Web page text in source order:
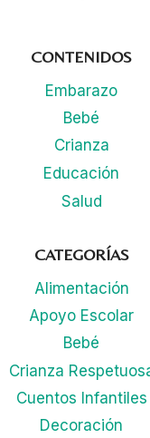
CONTENIDOS
Embarazo
Bebé
Crianza
Educación
Salud
CATEGORÍAS
Alimentación
Apoyo Escolar
Bebé
Crianza
Cuentos Infantiles
Decoración